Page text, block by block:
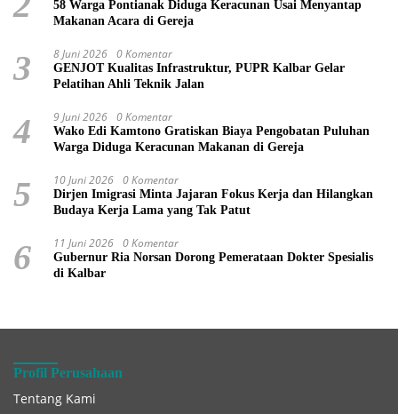
58 Warga Pontianak Diduga Keracunan Usai Menyantap
Makanan Acara di Gereja
3 8 Juni 2026 0 Komentar
GENJOT Kualitas Infrastruktur, PUPR Kalbar Gelar
Pelatihan Ahli Teknik Jalan
4 9 Juni 2026 0 Komentar
Wako Edi Kamtono Gratiskan Biaya Pengobatan Puluhan
Warga Diduga Keracunan Makanan di Gereja
5 10 Juni 2026 0 Komentar
Dirjen Imigrasi Minta Jajaran Fokus Kerja dan Hilangkan
Budaya Kerja Lama yang Tak Patut
6 11 Juni 2026 0 Komentar
Gubernur Ria Norsan Dorong Pemerataan Dokter Spesialis
di Kalbar
Profil Perusahaan
Tentang Kami